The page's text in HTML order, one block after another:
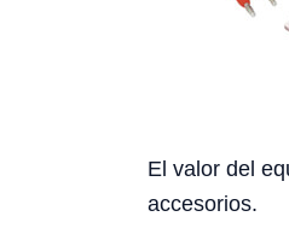
El valor del
accesorios.